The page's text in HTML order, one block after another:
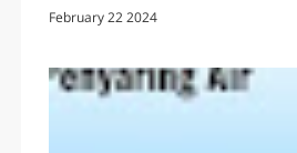
February 22 2024